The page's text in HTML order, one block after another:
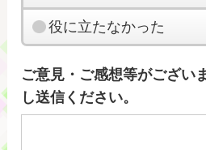
役に立たなかった
ご意見・ご感想等がござい
し送信ください。